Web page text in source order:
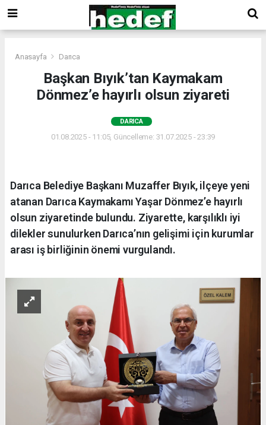
Anasayfa Darıca
Başkan Bıyık’tan Kaymakam
Dönmez’e hayırlı olsun ziyareti
DARICA
01.08.2025 - 11:05, Güncelleme: 31.07.2025 - 23:39
Darıca Belediye Başkanı Muzaffer Bıyık, ilçeye yeni
atanan Darıca Kaymakamı Yaşar Dönmez’e hayırlı
olsun ziyaretinde bulundu. Ziyarette, karşılıklı iyi
dilekler sunulurken Darıca’nın gelişimi için kurumlar
arası iş birliğinin önemi vurgulandı.